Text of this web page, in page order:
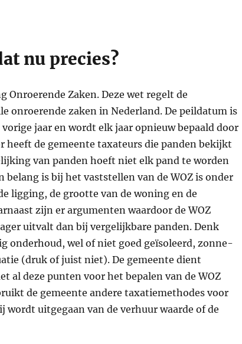
nu precies?
Onroerende Zaken. Deze wet regelt de
onroerende zaken in Nederland. De peildatum is
jaar en wordt elk jaar opnieuw bepaald door
heeft de gemeente taxateurs die panden bekijkt
van panden hoeft niet elk pand te worden
belang is bij het vaststellen van de WOZ is onder
ligging, de grootte van de woning en de
zijn er argumenten waardoor de WOZ
uitvalt dan bij vergelijkbare panden. Denk
onderhoud, wel of niet goed geïsoleerd, zonne-
(druk of juist niet). De gemeente dient
al deze punten voor het bepalen van de WOZ
de gemeente andere taxatiemethodes voor
wordt uitgegaan van de verhuur waarde of de